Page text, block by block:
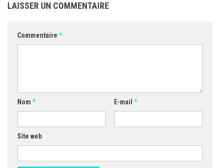
LAISSER UN COMMENTAIRE
Commentaire *
Nom * E-mail *
Site web